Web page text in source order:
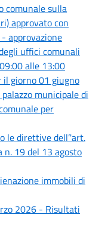
comunale sulla
approvato con
approvazione
uffici comunali
alle 13:00
il giorno 01 giugno
municipale di
per
le direttive dell’'art.
n. 19 del 13 agosto
immobili di
2026 - Risultati